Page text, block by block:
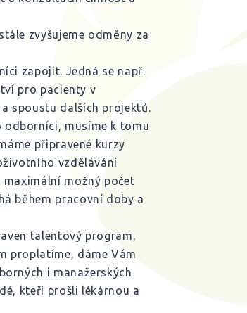
zvyšujeme odměny za
zapojit. Jedná se např.
pro pacienty v
spoustu dalších projektů.
musíme k tomu
připravené kurzy
vzdělávání
maximální možný počet
během pracovní doby a
talentový program,
proplatíme, dáme Vám
i manažerských
kteří prošli lékárnou a